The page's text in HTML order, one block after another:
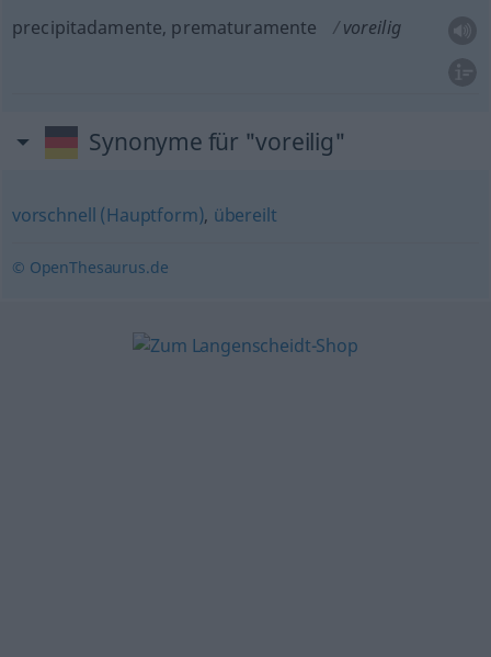
precipitadamente, prematuramente voreilig
Synonyme für "voreilig"
vorschnell (Hauptform), übereilt
© OpenThesaurus.de